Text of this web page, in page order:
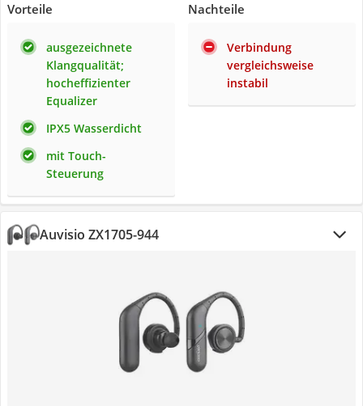
Vorteile
ausgezeichnete
Klangqualität;
hocheffizienter
Equalizer
IPX5 Wasserdicht
mit Touch-
Steuerung
Nachteile
Verbindung
vergleichsweise
instabil
Auvisio ZX1705-944